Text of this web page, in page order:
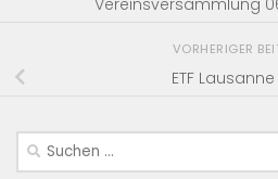
Vereinsversammlung
VORHERIGER
ETF
Suchen
nach: